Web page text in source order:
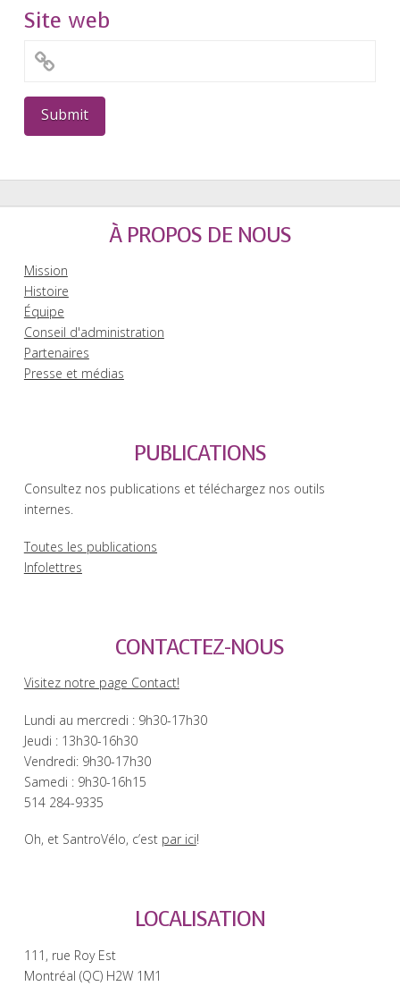
Site web
À PROPOS DE NOUS
Mission
Histoire
Équipe
Conseil d'administration
Partenaires
Presse et médias
PUBLICATIONS
Consultez nos publications et téléchargez nos outils
internes.
Toutes les publications
Infolettres
CONTACTEZ-NOUS
Visitez notre page Contact!
Lundi au mercredi : 9h30-17h30
Jeudi : 13h30-16h30
Vendredi: 9h30-17h30
Samedi : 9h30-16h15
514 284-9335
Oh, et SantroVélo, c’est par ici!
LOCALISATION
111, rue Roy Est
Montréal (QC) H2W 1M1